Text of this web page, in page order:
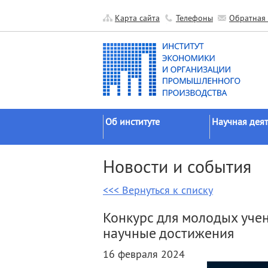
Карта сайта Телефоны Обратная
Об институте
Официальные документы
История
Научные подразделения
Прочие подразделения
Издательская
Научная
исследований
Гранты
Научные школы
Новости и события
<<< Вернуться к списку
Конкурс для молодых
научные достижения
16 февраля 2024